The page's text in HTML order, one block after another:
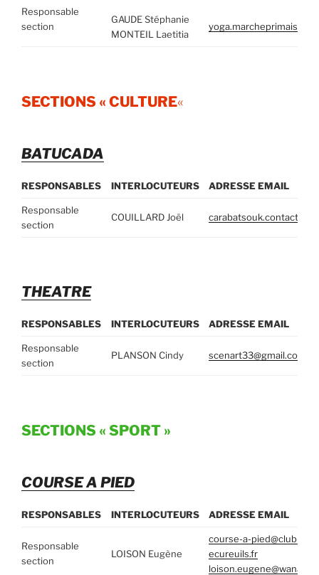
Responsable
section
GAUDE Stéphanie
MONTEIL Laetitia
SECTIONS « CULTURE«
BATUCADA
RESPONSABLES INTERLOCUTEURS ADRESSE EMAIL
Responsable
section
COUILLARD Joël
THEATRE
RESPONSABLES INTERLOCUTEURS ADRESSE EMAIL
Responsable
section
PLANSON Cindy scenart33@gmail.com
SECTIONS « SPORT »
COURSE A PIED
RESPONSABLES INTERLOCUTEURS ADRESSE EMAIL
Responsable
section
LOISON Eugène
course-a-pied@club-
ecureuils.fr